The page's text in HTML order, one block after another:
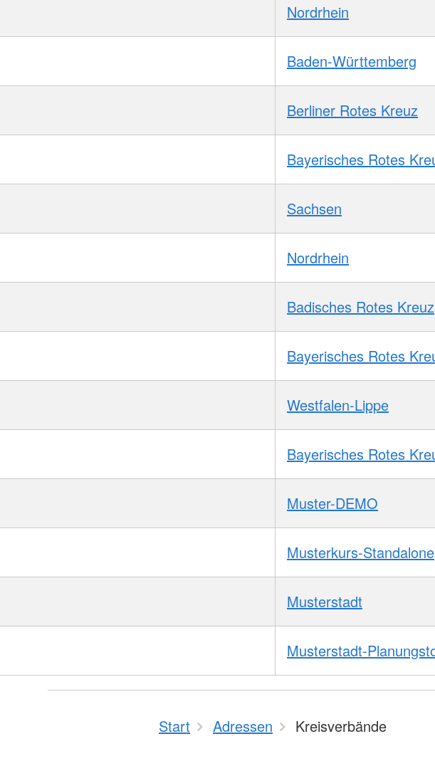
Nordrhein
Baden-Württemberg
Berliner Rotes Kreuz
Bayerisches Rotes
Sachsen
Nordrhein
Badisches Rotes Kreuz
Bayerisches Rotes
Westfalen-Lippe
Bayerisches Rotes
Muster-DEMO
Musterkurs-Standalone
Musterstadt
Musterstadt-
Start Adressen Kreisverbände